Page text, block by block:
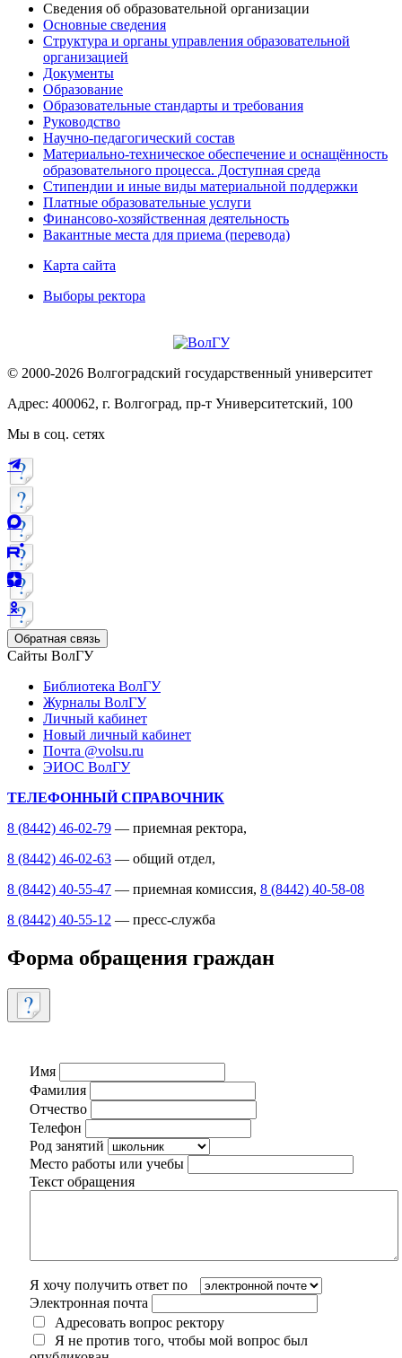
Сведения об образовательной организации
Основные сведения
Структура и органы управления образовательной
организацией
Документы
Образование
Образовательные стандарты и требования
Руководство
Научно-педагогический состав
Материально-техническое обеспечение и оснащённость
образовательного процесса. Доступная среда
Стипендии и иные виды материальной поддержки
Платные образовательные услуги
Финансово-хозяйственная деятельность
Вакантные места для приема (перевода)
Карта сайта
Выборы ректора
© 2000-2026 Волгоградский государственный университет
Адрес: 400062, г. Волгоград, пр-т Университетский, 100
Мы в соц. сетях
Обратная связь
Сайты ВолГУ
Библиотека ВолГУ
Журналы ВолГУ
Личный кабинет
Новый личный кабинет
Почта @volsu.ru
ЭИОС ВолГУ
ТЕЛЕФОННЫЙ СПРАВОЧНИК
8 (8442) 46-02-79 — приемная ректора,
8 (8442) 46-02-63 — общий отдел,
8 (8442) 40-55-47 — приемная комиссия, 8 (8442) 40-58-08
8 (8442) 40-55-12 — пресс-служба
Форма обращения граждан
Имя
Фамилия
Отчество
Телефон
Род занятий
Место работы или учебы
Текст обращения
Я хочу получить ответ по
Электронная почта
Адресовать вопрос ректору
Я не против того, чтобы мой вопрос был